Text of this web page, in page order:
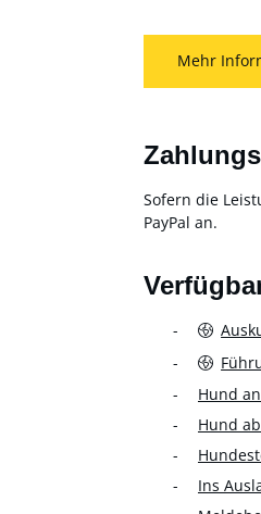
Mehr
Sofern die
PayPal an.
Hund
Hund
Ins